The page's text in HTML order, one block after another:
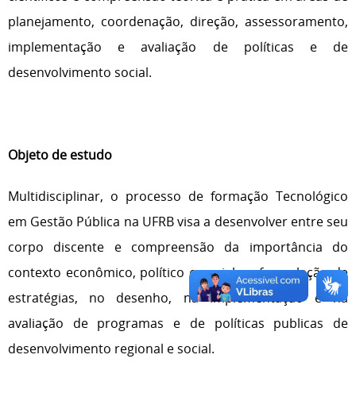
planejamento, coordenação, direção, assessoramento,
implementação e avaliação de políticas e de
desenvolvimento social.
Objeto de estudo
Multidisciplinar, o processo de formação Tecnológico
em Gestão Pública na UFRB visa a desenvolver entre seu
corpo discente e compreensão da importância do
contexto econômico, político e social na formulação de
estratégias, no desenho, na implementação e na
avaliação de programas e de políticas publicas de
desenvolvimento regional e social.